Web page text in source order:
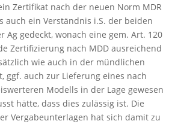
Zertifikat nach der neuen Norm MDR
auch ein Verständnis i.S. der beiden
Ag gedeckt, wonach eine gem. Art. 120
Zertifizierung nach MDD ausreichend
wie auch in der mündlichen
ggf. auch zur Lieferung eines nach
Modells in der Lage gewesen
hätte, dass dies zulässig ist. Die
Vergabeunterlagen hat sich damit zu